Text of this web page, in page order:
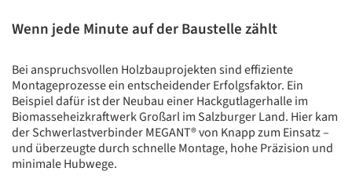
Wenn jede Minute auf der Baustelle zählt
Bei anspruchsvollen Holzbauprojekten sind effiziente
Montageprozesse ein entscheidender Erfolgsfaktor. Ein
Beispiel dafür ist der Neubau einer Hackgutlagerhalle im
Biomasseheizkraftwerk Großarl im Salzburger Land. Hier kam
der Schwerlastverbinder MEGANT® von Knapp zum Einsatz –
und überzeugte durch schnelle Montage, hohe Präzision und
minimale Hubwege.